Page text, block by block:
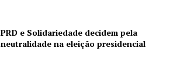
PRD e Solidariedade decidem pela
neutralidade na eleição presidencial